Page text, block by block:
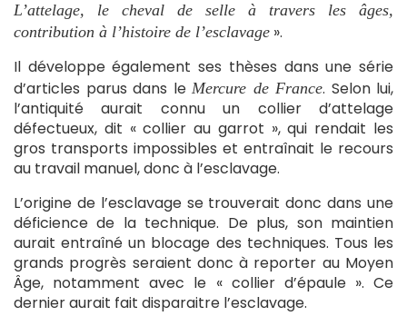
L’attelage, le cheval de selle à travers les âges,
contribution à l’histoire de l’esclavage ».
Il développe également ses thèses dans une série
d’articles parus dans le Mercure de France. Selon lui,
l’antiquité aurait connu un collier d’attelage
défectueux, dit « collier au garrot », qui rendait les
gros transports impossibles et entraînait le recours
au travail manuel, donc à l’esclavage.
L’origine de l’esclavage se trouverait donc dans une
déficience de la technique. De plus, son maintien
aurait entraîné un blocage des techniques. Tous les
grands progrès seraient donc à reporter au Moyen
Âge, notamment avec le « collier d’épaule ». Ce
dernier aurait fait disparaitre l’esclavage.